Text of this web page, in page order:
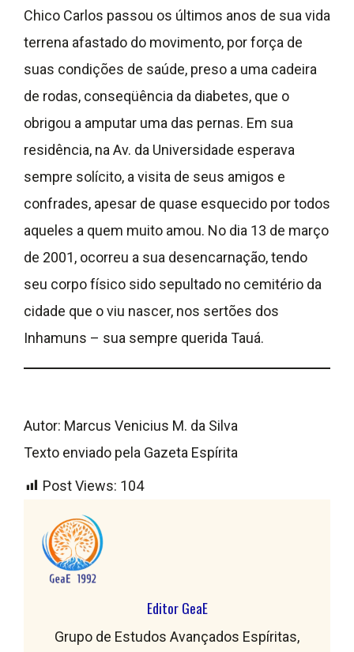
Chico Carlos passou os últimos anos de sua vida
terrena afastado do movimento, por força de
suas condições de saúde, preso a uma cadeira
de rodas, conseqüência da diabetes, que o
obrigou a amputar uma das pernas. Em sua
residência, na Av. da Universidade esperava
sempre solícito, a visita de seus amigos e
confrades, apesar de quase esquecido por todos
aqueles a quem muito amou. No dia 13 de março
de 2001, ocorreu a sua desencarnação, tendo
seu corpo físico sido sepultado no cemitério da
cidade que o viu nascer, nos sertões dos
Inhamuns – sua sempre querida Tauá.
Autor: Marcus Venicius M. da Silva
Texto enviado pela Gazeta Espírita
Post Views: 104
Editor GeaE
Grupo de Estudos Avançados Espíritas,